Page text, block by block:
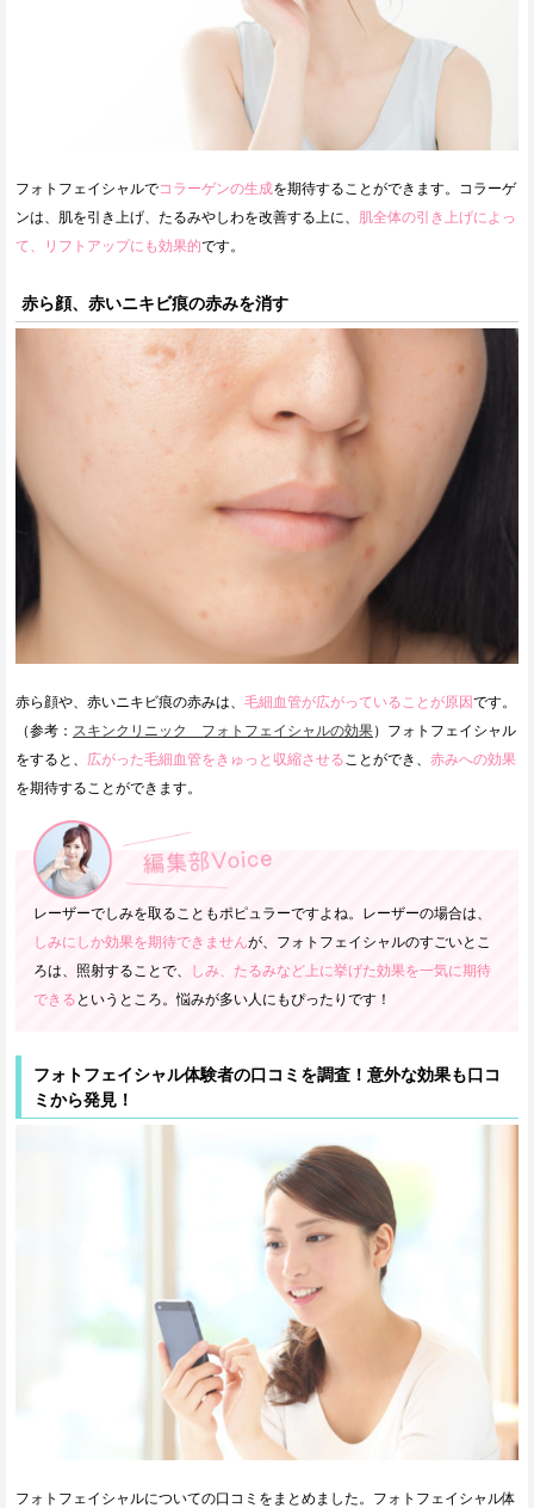
フォトフェイシャルでコラーゲンの生成を期待することができます。コラーゲ
ンは、肌を引き上げ、たるみやしわを改善する上に、 肌全体の引き上げによっ
て、リフトアップにも効果的です。
赤ら顔、赤いニキビ痕の赤みを消す
赤ら顔や、赤いニキビ痕の赤みは、 毛細血管が広がっていることが原因です。
（参考： スキンクリニック フォトフェイシャルの効果）フォトフェイシャル
をすると、 広がった毛細血管をきゅっと収縮させる ことができ、 赤みへの効果
を期待することができます。
レーザーでしみを取ることもポピュラーですよね。レーザーの場合は、
しみにしか効果を期待できませんが、フォトフェイシャルのすごいとこ
ろは、照射することで、
しみ、たるみなど上に挙げた効果を一気に期待
できる というところ。悩みが多い人にもぴったりです！
フォトフェイシャル体験者の口コミを調査！意外な効果も口コ
ミから発見！
フォトフェイシャルについての口コミをまとめました。フォトフェイシャル体